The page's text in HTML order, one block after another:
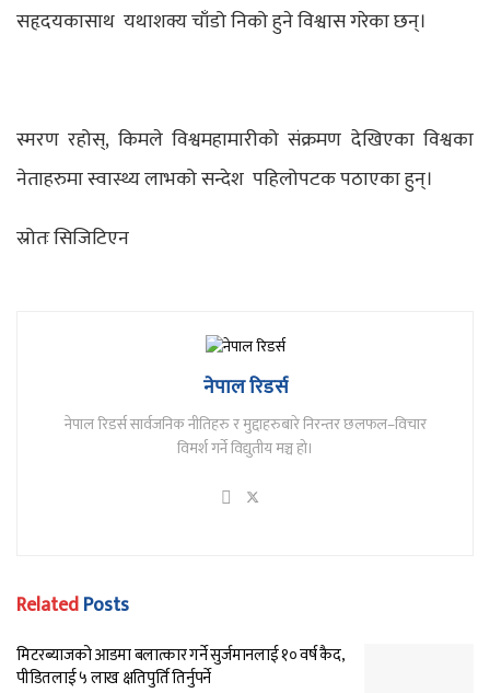
सहृदयकासाथ यथाशक्य चाँडो निको हुने विश्वास गरेका छन्।
स्मरण रहोस्, किमले विश्वमहामारीको संक्रमण देखिएका विश्वका
नेताहरुमा स्वास्थ्य लाभको सन्देश पहिलोपटक पठाएका हुन्।
स्रोतः सिजिटिएन
नेपाल रिडर्स
नेपाल रिडर्स सार्वजनिक नीतिहरु र मुद्दाहरुबारे निरन्तर छलफल–विचार
विमर्श गर्ने विद्युतीय मञ्च हो।
RelatedPosts
मिटरब्याजको आडमा बलात्कार गर्ने सुर्जमानलाई १० वर्ष कैद,
पीडितलाई ५ लाख क्षतिपुर्ति तिर्नुपर्ने